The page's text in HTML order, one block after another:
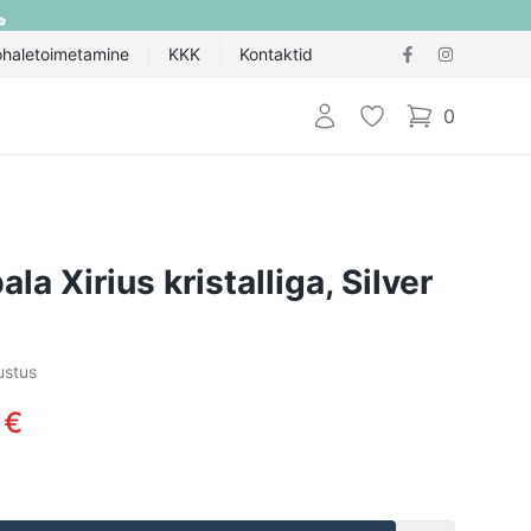
KKK Kontaktid
Logi sisseLemmik 0
items in cart,
Xirius kristalliga, Silver